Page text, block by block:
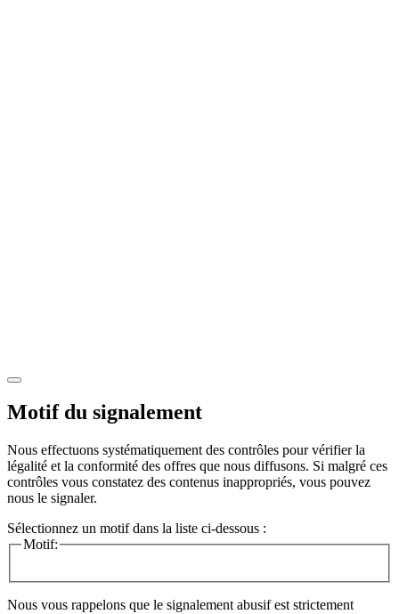
Motif du signalement
Nous effectuons systématiquement des contrôles pour vérifier la
légalité et la conformité des offres que nous diffusons. Si malgré ces
contrôles vous constatez des contenus inappropriés, vous pouvez
nous le signaler.
Sélectionnez un motif dans la liste ci-dessous :
Motif:
Nous vous rappelons que le signalement abusif est strictement